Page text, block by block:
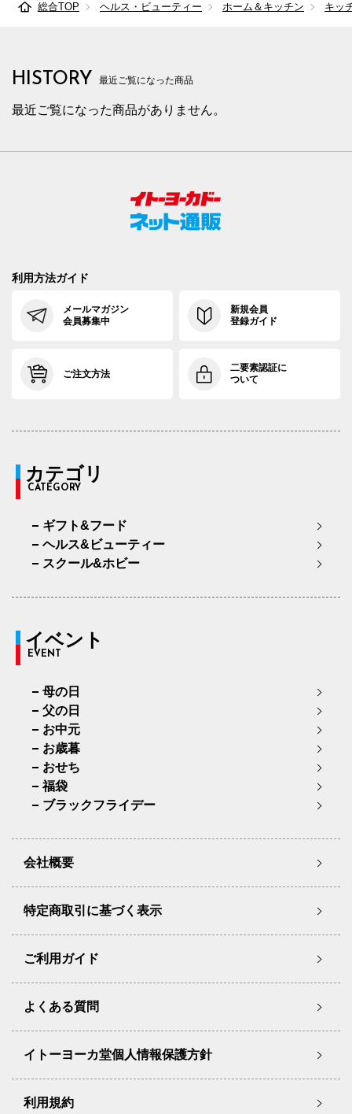
総合TOP ヘルス・ビューティー ホーム＆キッチン キッ
HISTORY 最近ご覧になった商品
最近ご覧になった商品がありません。
利用方法ガイド
メールマガジン
会員募集中
新規会員
登録ガイド
ご注文方法
二要素認証に
ついて
カテゴリ
CATEGORY
ギフト&フード
ヘルス&ビューティー
スクール&ホビー
イベント
EVENT
母の日
父の日
お中元
お歳暮
おせち
福袋
ブラックフライデー
会社概要
特定商取引に基づく表示
ご利用ガイド
よくある質問
イトーヨーカ堂個人情報保護方針
利用規約